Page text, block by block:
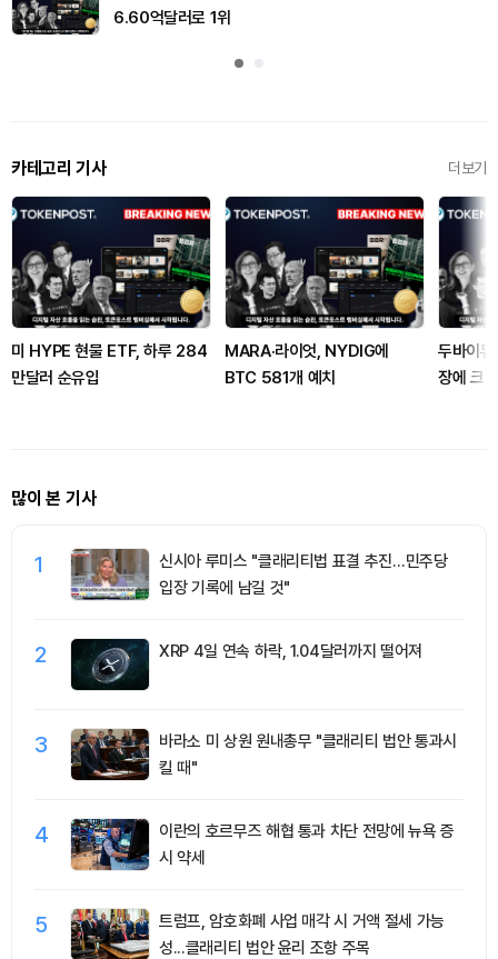
6.60억달러로 1위
카테고리 기사 더보기
미 HYPE 현물 ETF, 하루 284
만달러 순유입
MARA·라이엇, NYDIG에
BTC 581개 예치
두바이듀
장에 크
많이 본 기사
1
신시아 루미스 "클래리티법 표결 추진…민주당
입장 기록에 남길 것"
2 XRP 4일 연속 하락, 1.04달러까지 떨어져
3
바라소 미 상원 원내총무 "클래리티 법안 통과시
킬 때"
4
이란의 호르무즈 해협 통과 차단 전망에 뉴욕 증
시 약세
5
트럼프, 암호화폐 사업 매각 시 거액 절세 가능
성...클래리티 법안 윤리 조항 주목